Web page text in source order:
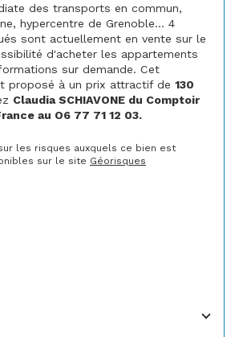
des transports en commun,
hypercentre de Grenoble... 4
sont actuellement en vente sur le
d'acheter les appartements
sur demande. Cet
proposé à un prix attractif de 130
Claudia SCHIAVONE du Comptoir
au O6 77 71 12 03.
les risques auxquels ce bien est
sur le site Géorisques